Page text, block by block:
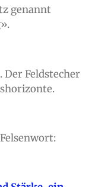
genannt
Feldstecher